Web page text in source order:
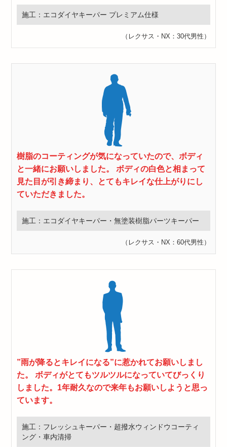
施工：エコダイヤキーパー プレミアム仕様
（レクサス・NX：30代男性）
樹脂のコーティングが気になっていたので、ボディ
と一緒にお願いしました。 ボディの白色と相まって
見た目が引き締まり、とてもキレイな仕上がりにし
ていただきました。
施工：エコダイヤキーパー・無塗装樹脂パーツキーパー
（レクサス・NX：60代男性）
”雨が降るとキレイになる”に惹かれてお願いしまし
た。 ボディがとてもツルツルになっていてびっくり
しました。1年耐久なので来年もお願いしようと思っ
ています。
施工：フレッシュキーパー・超撥水ウィンドウコーティ
ング・車内清掃